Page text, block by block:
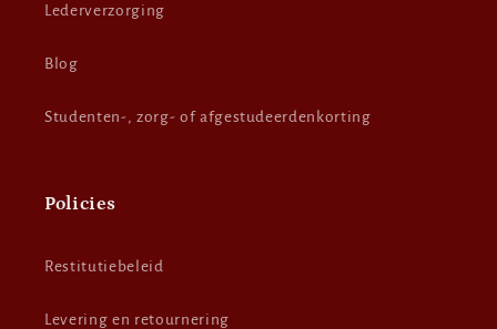
Lederverzorging
Blog
Studenten-, zorg- of afgestudeerdenkorting
Policies
Restitutiebeleid
Levering en retournering